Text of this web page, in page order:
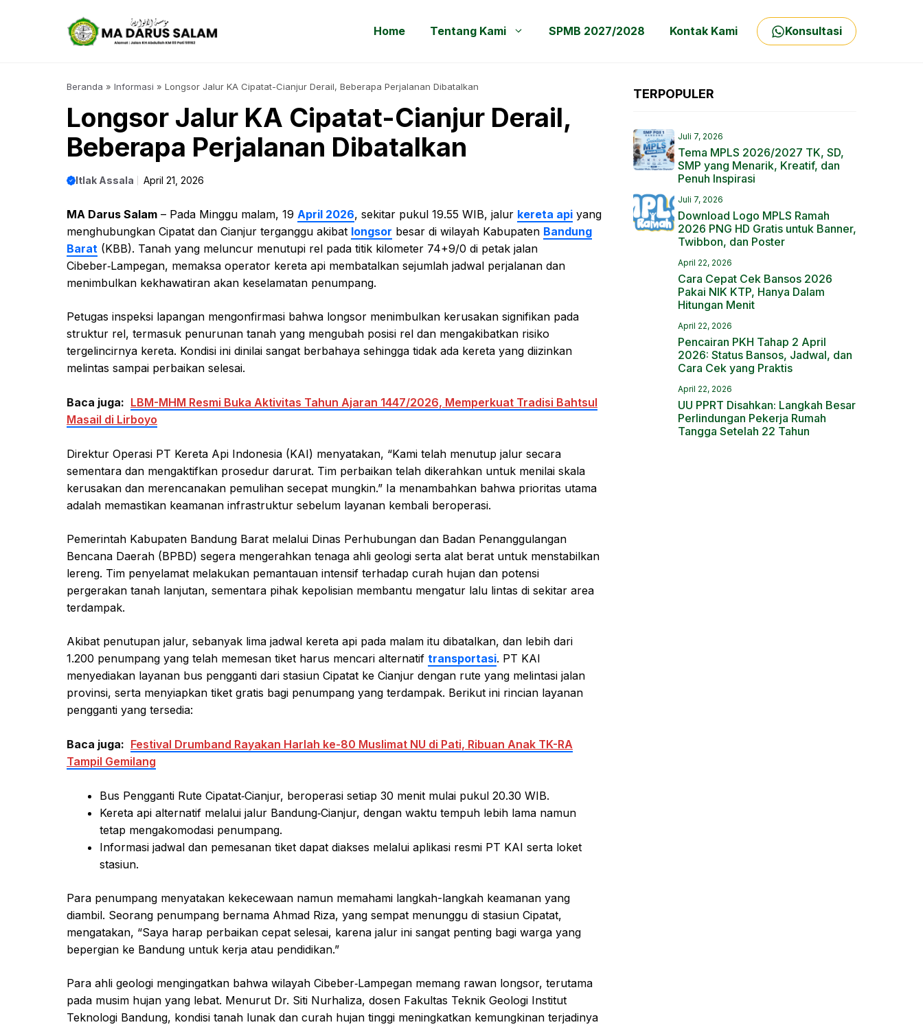
Home Tentang Kami SPMB 2027/2028 Kontak Kami Konsultasi
Beranda » Informasi » Longsor Jalur KA Cipatat-Cianjur Derail, Beberapa Perjalanan Dibatalkan
Longsor Jalur KA Cipatat-Cianjur Derail,
Beberapa Perjalanan Dibatalkan
Itlak Assala April 21, 2026
MA Darus Salam – Pada Minggu malam, 19 April 2026, sekitar pukul 19.55 WIB, jalur kereta api yang
menghubungkan Cipatat dan Cianjur terganggu akibat longsor besar di wilayah Kabupaten Bandung
Barat (KBB). Tanah yang meluncur menutupi rel pada titik kilometer 74+9/0 di petak jalan
Cibeber‑Lampegan, memaksa operator kereta api membatalkan sejumlah jadwal perjalanan dan
menimbulkan kekhawatiran akan keselamatan penumpang.
Petugas inspeksi lapangan mengonfirmasi bahwa longsor menimbulkan kerusakan signifikan pada
struktur rel, termasuk penurunan tanah yang mengubah posisi rel dan mengakibatkan risiko
tergelincirnya kereta. Kondisi ini dinilai sangat berbahaya sehingga tidak ada kereta yang diizinkan
melintas sampai perbaikan selesai.
Baca juga: LBM-MHM Resmi Buka Aktivitas Tahun Ajaran 1447/2026, Memperkuat Tradisi Bahtsul
Masail di Lirboyo
Direktur Operasi PT Kereta Api Indonesia (KAI) menyatakan, “Kami telah menutup jalur secara
sementara dan mengaktifkan prosedur darurat. Tim perbaikan telah dikerahkan untuk menilai skala
kerusakan dan merencanakan pemulihan secepat mungkin.” Ia menambahkan bahwa prioritas utama
adalah memastikan keamanan infrastruktur sebelum layanan kembali beroperasi.
Pemerintah Kabupaten Bandung Barat melalui Dinas Perhubungan dan Badan Penanggulangan
Bencana Daerah (BPBD) segera mengerahkan tenaga ahli geologi serta alat berat untuk menstabilkan
lereng. Tim penyelamat melakukan pemantauan intensif terhadap curah hujan dan potensi
pergerakan tanah lanjutan, sementara pihak kepolisian membantu mengatur lalu lintas di sekitar area
terdampak.
Akibat penutupan jalur, sebanyak lima jadwal kereta api pada malam itu dibatalkan, dan lebih dari
1.200 penumpang yang telah memesan tiket harus mencari alternatif transportasi. PT KAI
menyediakan layanan bus pengganti dari stasiun Cipatat ke Cianjur dengan rute yang melintasi jalan
provinsi, serta menyiapkan tiket gratis bagi penumpang yang terdampak. Berikut ini rincian layanan
pengganti yang tersedia:
Baca juga: Festival Drumband Rayakan Harlah ke-80 Muslimat NU di Pati, Ribuan Anak TK-RA
Tampil Gemilang
Bus Pengganti Rute Cipatat‑Cianjur, beroperasi setiap 30 menit mulai pukul 20.30 WIB.
Kereta api alternatif melalui jalur Bandung‑Cianjur, dengan waktu tempuh lebih lama namun
tetap mengakomodasi penumpang.
Informasi jadwal dan pemesanan tiket dapat diakses melalui aplikasi resmi PT KAI serta loket
stasiun.
Para penumpang menyatakan kekecewaan namun memahami langkah-langkah keamanan yang
diambil. Seorang penumpang bernama Ahmad Riza, yang sempat menunggu di stasiun Cipatat,
mengatakan, “Saya harap perbaikan cepat selesai, karena jalur ini sangat penting bagi warga yang
bepergian ke Bandung untuk kerja atau pendidikan.”
Para ahli geologi mengingatkan bahwa wilayah Cibeber‑Lampegan memang rawan longsor, terutama
pada musim hujan yang lebat. Menurut Dr. Siti Nurhaliza, dosen Fakultas Teknik Geologi Institut
Teknologi Bandung, kondisi tanah lunak dan curah hujan tinggi meningkatkan kemungkinan terjadinya
TERPOPULER
Juli 7, 2026
Tema MPLS 2026/2027 TK, SD,
SMP yang Menarik, Kreatif, dan
Penuh Inspirasi
Juli 7, 2026
Download Logo MPLS Ramah
2026 PNG HD Gratis untuk Banner,
Twibbon, dan Poster
April 22, 2026
Cara Cepat Cek Bansos 2026
Pakai NIK KTP, Hanya Dalam
Hitungan Menit
April 22, 2026
Pencairan PKH Tahap 2 April
2026: Status Bansos, Jadwal, dan
Cara Cek yang Praktis
April 22, 2026
UU PPRT Disahkan: Langkah Besar
Perlindungan Pekerja Rumah
Tangga Setelah 22 Tahun